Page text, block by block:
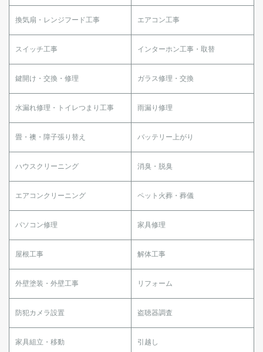
換気扇・レンジフード工事 エアコン工事
スイッチ工事 インターホン工事・取替
鍵開け・交換・修理 ガラス修理・交換
水漏れ修理・トイレつまり工事 雨漏り修理
畳・襖・障子張り替え バッテリー上がり
ハウスクリーニング 消臭・脱臭
エアコンクリーニング ペット火葬・葬儀
パソコン修理 家具修理
屋根工事 解体工事
外壁塗装・外壁工事 リフォーム
防犯カメラ設置 盗聴器調査
家具組立・移動 引越し